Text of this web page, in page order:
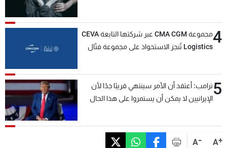
A+
A-
4
مجموعة CMA CGM عبر شركتها التابعة CEVA
Logistics تُنجز الاستحواذ على مجموعة فتّال
5ترامب: أعتقد أن الأمر سينتهي قريبًا جدًا لأن
الإيرانيين لا يمكن أن يستمروا على هذا الحال